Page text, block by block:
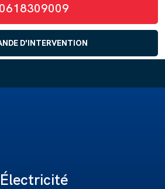
0618309009
D'INTERVENTION
Électricité